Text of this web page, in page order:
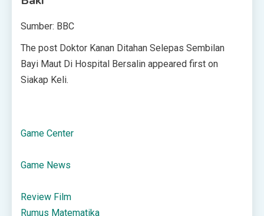
Sumber: BBC
The post Doktor Kanan Ditahan Selepas Sembilan
Bayi Maut Di Hospital Bersalin appeared first on
Siakap Keli.
Game Center
Game News
Review Film
Rumus Matematika